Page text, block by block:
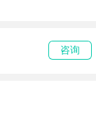
咨询